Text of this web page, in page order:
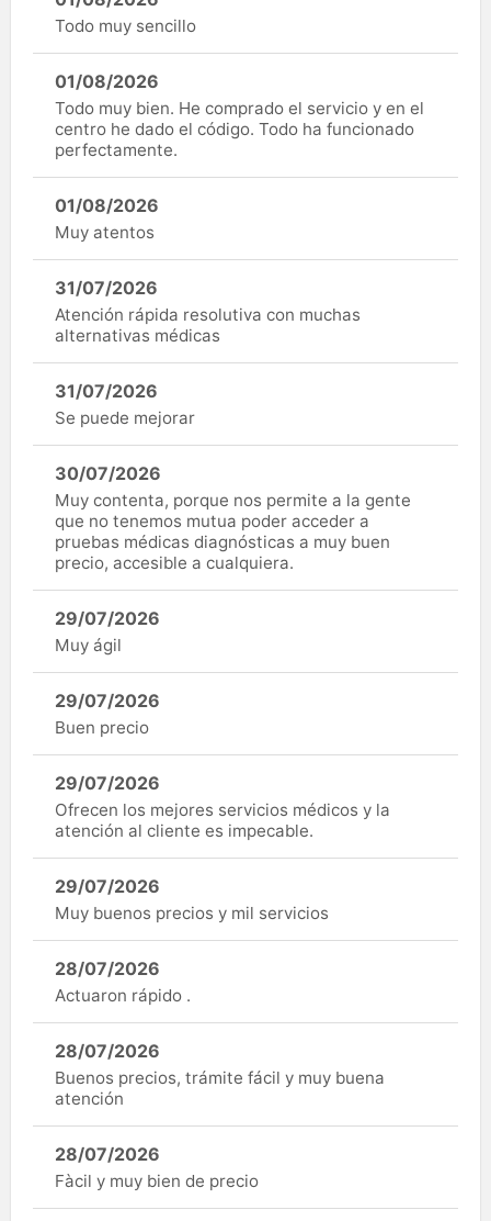
Todo muy sencillo
01/08/2026
Todo muy bien. He comprado el servicio y en el
centro he dado el código. Todo ha funcionado
perfectamente.
01/08/2026
Muy atentos
31/07/2026
Atención rápida resolutiva con muchas
alternativas médicas
31/07/2026
Se puede mejorar
30/07/2026
Muy contenta, porque nos permite a la gente
que no tenemos mutua poder acceder a
pruebas médicas diagnósticas a muy buen
precio, accesible a cualquiera.
29/07/2026
Muy ágil
29/07/2026
Buen precio
29/07/2026
Ofrecen los mejores servicios médicos y la
atención al cliente es impecable.
29/07/2026
Muy buenos precios y mil servicios
28/07/2026
Actuaron rápido .
28/07/2026
Buenos precios, trámite fácil y muy buena
atención
28/07/2026
Fàcil y muy bien de precio